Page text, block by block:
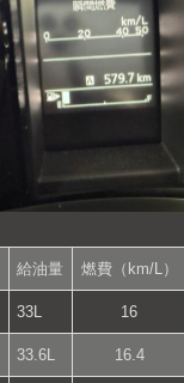
給油量 燃費（km/L）
33L 16
33.6L 16.4